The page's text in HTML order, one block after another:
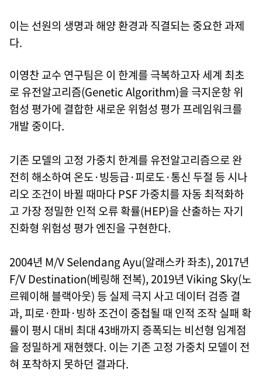
이는 선원의 생명과 해양 환경과 직결되는 중요한 과제
다.
이영찬 교수 연구팀은 이 한계를 극복하고자 세계 최초
로 유전알고리즘(Genetic Algorithm)을 극지운항 위
험성 평가에 결합한 새로운 위험성 평가 프레임워크를
개발 중이다.
기존 모델의 고정 가중치 한계를 유전알고리즘으로 완
전히 해소하여 온도·빙등급·피로도·통신 두절 등 시나
리오 조건이 바뀔 때마다 PSF 가중치를 자동 최적화하
고 가장 정밀한 인적 오류 확률(HEP)을 산출하는 자기
진화형 위험성 평가 엔진을 구현한다.
2004년 M/V Selendang Ayu(알래스카 좌초), 2017년
F/V Destination(베링해 전복), 2019년 Viking Sky(노
르웨이해 블랙아웃) 등 실제 극지 사고 데이터 검증 결
과, 피로·한파·빙하 조건이 중첩될 때 인적 조작 실패 확
률이 평시 대비 최대 43배까지 증폭되는 비선형 임계점
을 정밀하게 재현했다. 이는 기존 고정 가중치 모델이 전
혀 포착하지 못하던 결과다.